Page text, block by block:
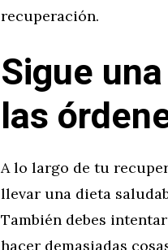
recuperación.
Sigue
las
A lo largo de tu
llevar una dieta
También debes
hacer demasiadas